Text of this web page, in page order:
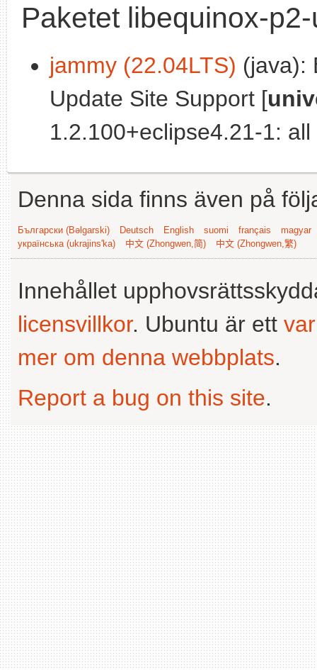
Paketet libequinox-
jammy (22.04LTS) (java):
Update Site Support [
1.2.100+eclipse4.21-1: all
Denna sida finns även på
Български (Bəlgarski) Deutsch English suomi français
magyar
українська (ukrajins'ka)
中文 (Zhongwen,简) 中文 (Zhongwen,繁)
Innehållet
licensvillkor. Ubuntu är ett
mer om denna webbplats.
Report a bug on this site.